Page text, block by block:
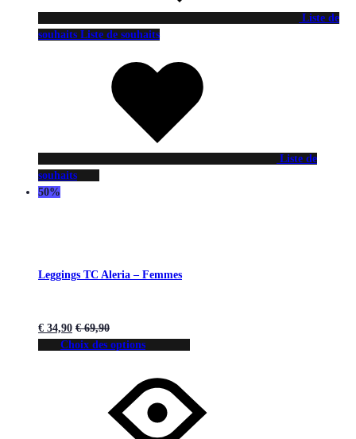
Liste de
souhaits Liste de souhaits
Liste de
souhaits
50%
Leggings TC Aleria – Femmes
€ 34,90 €69,90
Choix des options